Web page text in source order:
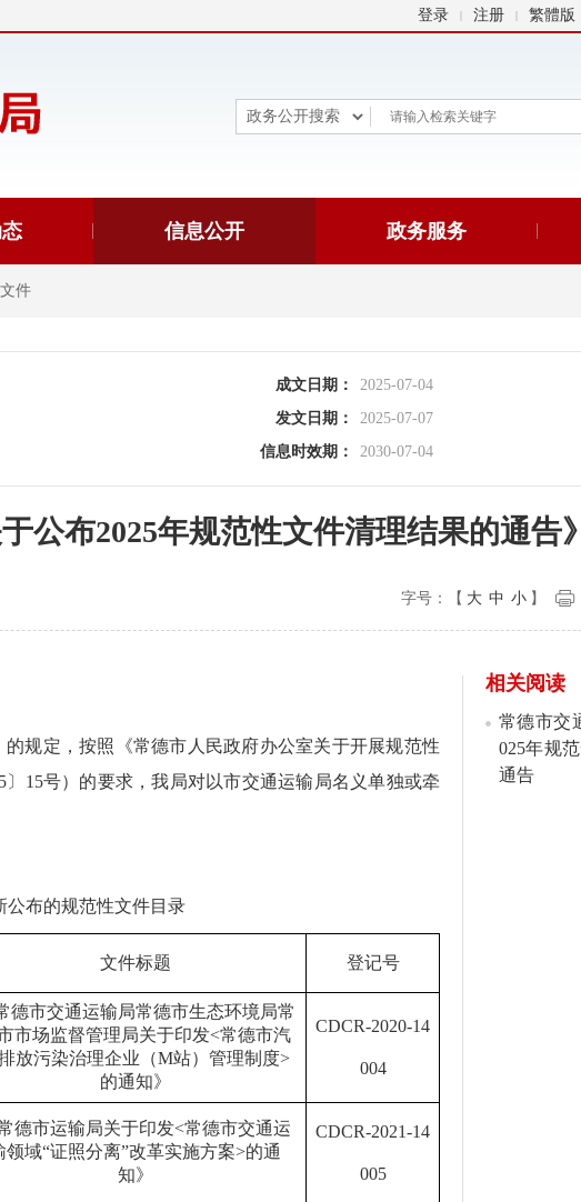
登录 | 注册 | 繁體版
信息公开 政务服务
件
成文日期：
2025-07-04
发文日期：
2025-07-07
信息时效期： 2030-07-04
公布2025年规范性文件清理结果的通告
字号：【 大 中 小 】
规定，按照《常德市人民政府办公室关于开展规范性
15号）的要求，我局对以市交通运输局名义单独或牵
公布的规范性文件目录
文件标题 登记号
德市交通运输局常德市生态环境局常
市场监督管理局关于印发<常德市汽
放污染治理企业（M站）管理制度>
的通知》
CDCR-2020-14
004
常德市运输局关于印发<常德市交通运
领域“证照分离”改革实施方案>的通
知》
CDCR-2021-14
005
相关阅读
常德市交
025年规
通告